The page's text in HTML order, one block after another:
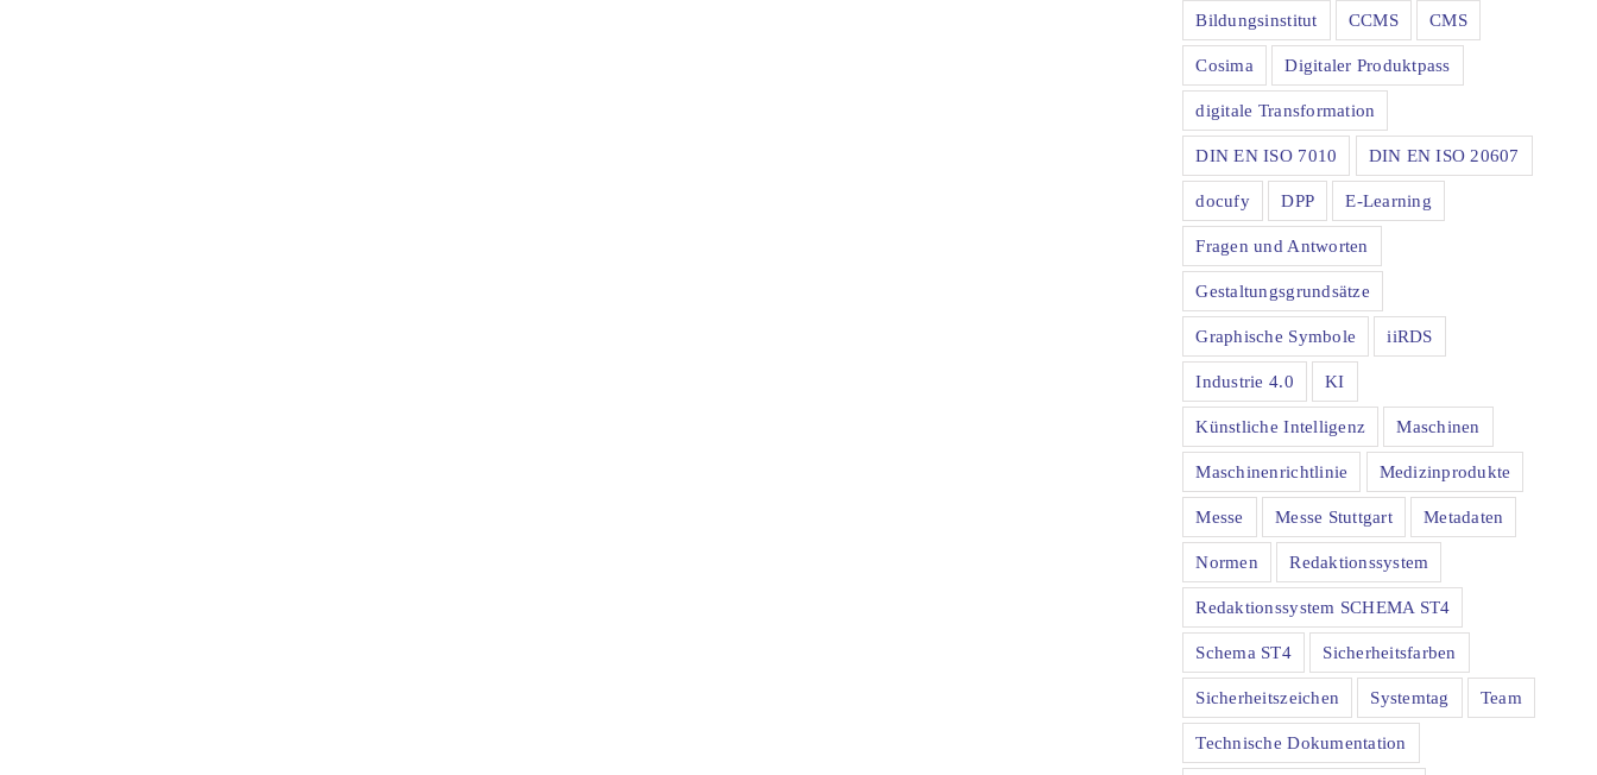
Bildungsinstitut CCMS CMS
Cosima Digitaler Produktpass
digitale Transformation
DIN EN ISO 7010 DIN EN ISO 20607
docufy DPP E-Learning
Fragen und Antworten
Gestaltungsgrundsätze
Graphische Symbole iiRDS
Industrie 4.0 KI
Künstliche Intelligenz Maschinen
Maschinenrichtlinie Medizinprodukte
Messe Messe Stuttgart Metadaten
Normen Redaktionssystem
Redaktionssystem SCHEMA ST4
Schema ST4 Sicherheitsfarben
Sicherheitszeichen Systemtag Team
Technische Dokumentation